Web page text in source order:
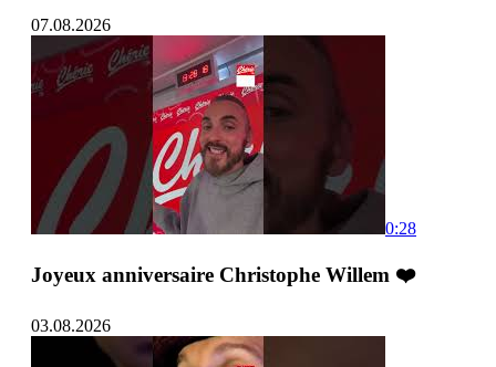
07.08.2026
0:28
Joyeux anniversaire Christophe Willem ❤️
03.08.2026